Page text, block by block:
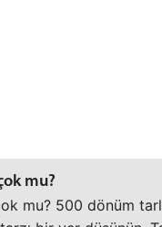
mu?
mu? 500 dönüm